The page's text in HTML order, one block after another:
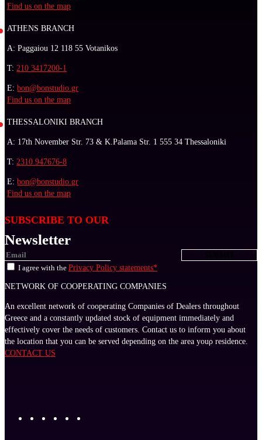
Find us on the map
ATHENS BRANCH
A: Paggaiou 12 118 55 Votanikos
T:210 3417200-1
E:bon@bonstudio.gr
Find us on the map
THESSALONIKI BRANCH
A: 17th November Str. 73 & K.Palama Str. 1 555 34 Thessaloniki
T:2310 947676-8
E:bon@bonstudio.gr
Find us on the map
SUBSCRIBE TO OUR
Newsletter
I agree with the Privacy Policy statements*
NETWORK OF COOPERATING COMPANIES
An excellent network of cooperating Companies of Dealers throughout
Greece and a constantly updated stock of equipment immediately and
effectively cover the needs of customers. Contact us to inform you about
the location that you can be served depending on the area youρ residence.
CONTACT US